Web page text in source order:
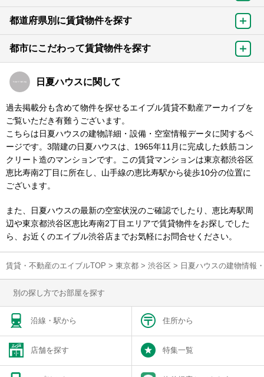
都道府県別に賃貸物件を探す
都市にこだわって賃貸物件を探す
日夏ハウスに関して
過去掲載分も含めて物件を探せるエイブル賃貸不動産アーカイブを
ご覧いただき有難うございます。
こちらは日夏ハウスの建物詳細・設備・空室情報データに関するペ
ージです。3階建の日夏ハウスは、1965年11月に完成した鉄筋コン
クリート造のマンションです。この賃貸マンションは東京都渋谷区
恵比寿南2丁目に所在し、山手線の恵比寿駅から徒歩10分の位置に
ございます。
また、日夏ハウスの最新の空室状況のご確認でしたり、恵比寿駅周
辺や東京都渋谷区恵比寿南2丁目エリアで賃貸物件をお探しでした
ら、お近くのエイブル渋谷店までお気軽にお問合せください。
賃貸・不動産のエイブルTOP > 東京都 > 渋谷区 > 日夏ハウスの建物情報
別の探し方でお部屋を探す
沿線・駅から 住所から
店舗を探す 特集一覧